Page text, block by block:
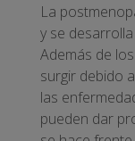
La
y se
Además de
surgir debido
las
pueden dar